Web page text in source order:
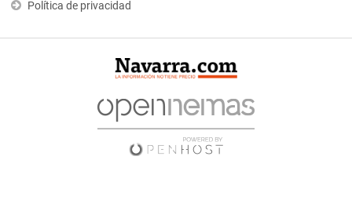
Política de privacidad